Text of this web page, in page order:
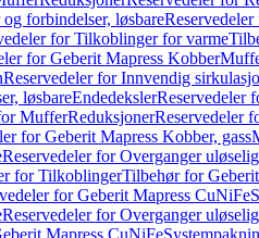
forbindelser, løsbare
for Tilkoblinger for varme
for Geberit Mapress Kobber
Reservedeler for Innvendig
løsbareEndedekslerReservedeler
MufferReduksjonerReservedeler
for Geberit Mapress Kobber, gass
Reservedeler for Overganger
for TilkoblingerTilbehør for
for Geberit Mapress CuNiFe
Reservedeler for Overganger
Mapress CuNiFe